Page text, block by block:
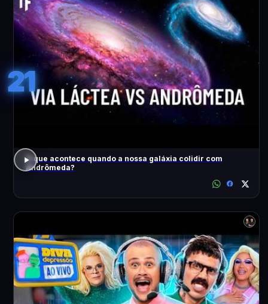
21
O que acontece quando a nossa galáxia colidir com
Andrômeda?